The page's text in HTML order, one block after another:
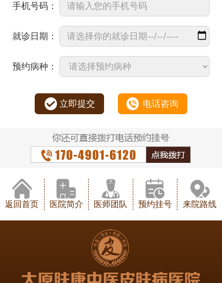
手机号码：
就诊日期：
预约病种：
立即提交 电话咨询
返回首页 医院简介 医师团队 预约挂号 来院路线